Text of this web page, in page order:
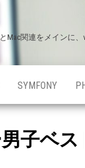
Mac関連をメインに、
SYMFONY
子ベス